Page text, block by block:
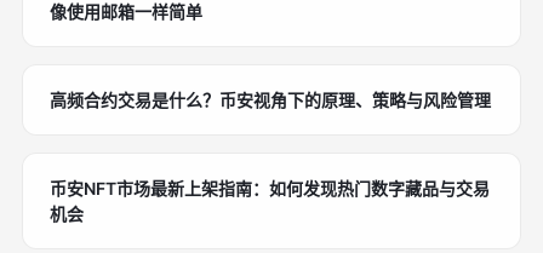
像使用邮箱一样简单
高频合约交易是什么？币安视角下的原理、策略与风险管理
币安NFT市场最新上架指南：如何发现热门数字藏品与交易
机会